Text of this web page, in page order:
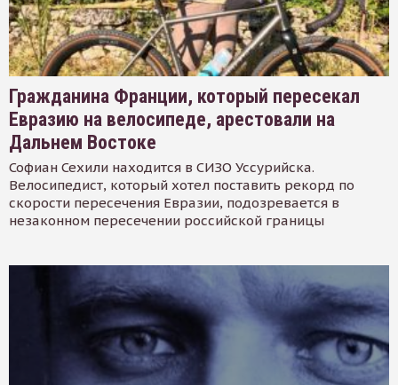
Гражданина Франции, который пересекал
Евразию на велосипеде, арестовали на
Дальнем Востоке
Софиан Сехили находится в СИЗО Уссурийска.
Велосипедист, который хотел поставить рекорд по
скорости пересечения Евразии, подозревается в
незаконном пересечении российской границы